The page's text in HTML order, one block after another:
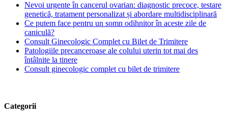
Nevoi urgente în cancerul ovarian: diagnostic precoce, testare
genetică, tratament personalizat și abordare multidisciplinară
Ce putem face pentru un somn odihnitor în aceste zile de
caniculă?
Consult Ginecologic Complet cu Bilet de Trimitere
Patologiile precanceroase ale colului uterin tot mai des
întâlnite la tinere
Consult ginecologic complet cu bilet de trimitere
Categorii